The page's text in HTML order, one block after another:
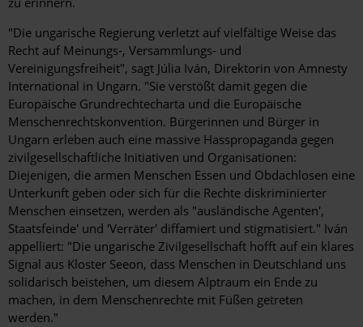
"Die ungarische Regierung verletzt auf vielfältige Weise das
Recht auf Meinungs-, Versammlungs- und
Vereinigungsfreiheit", sagt Júlia Iván, Direktorin von Amnesty
International in Ungarn. "Sie verstößt damit gegen die
Europäische Grundrechtecharta und die Europäische
Menschenrechtskonvention. Bürgerinnen und Bürger in
Ungarn erleben auch eine massive Hasspropaganda gegen
zivilgesellschaftliche Initiativen und Organisationen:
Diejenigen, die armen Menschen Essen und Obdachlosen eine
Unterkunft geben oder sich für die Rechte diskriminierter
Menschen einsetzen, werden als "ausländische Agenten',
Staatsfeinde' und 'Verräter' diffamiert und stigmatisiert." Iván
appelliert: "Die ungarische Zivilgesellschaft hofft auf ein klares
Signal aus Kloster Seeon, dass Menschen in Deutschland uns
solidarisch beistehen, um diesem Alptraum ein Ende zu
machen, in dem Menschenrechte mit Füßen getreten
werden."